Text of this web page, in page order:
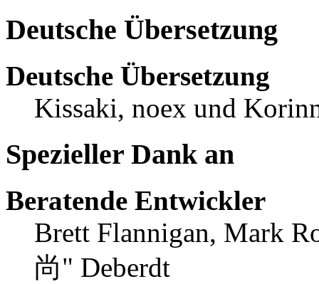
Deutsche Übersetzung
Deutsche Übersetzung
Kissaki, noex und
Spezieller Dank an
Beratende Entwickler
Brett Flannigan, Mark
尚" Deberdt